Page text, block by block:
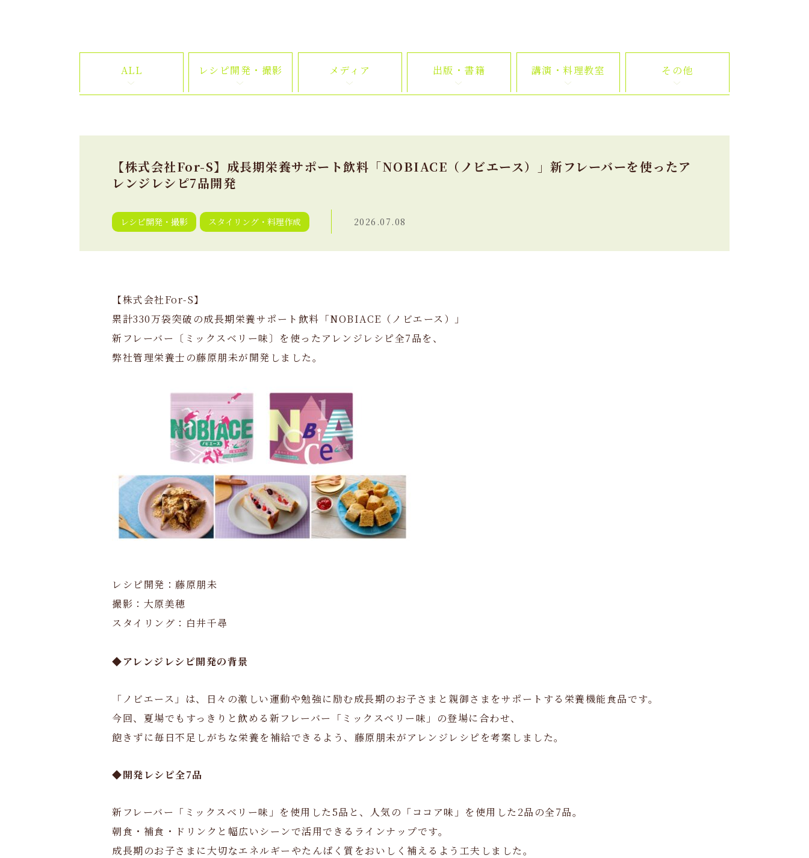
ALL レシピ開発・撮影 メディア 出版・書籍 講演・料理教室 その他
【株式会社For-S】成長期栄養サポート飲料「NOBIACE（ノビエース）」新フレーバーを使ったア
レンジレシピ7品開発
レシピ開発・撮影 スタイリング・料理作成 2026.07.08
【株式会社For-S】
累計330万袋突破の成長期栄養サポート飲料「NOBIACE（ノビエース）」
新フレーバー〔ミックスベリー味〕を使ったアレンジレシピ全7品を、
弊社管理栄養士の藤原朋未が開発しました。
レシピ開発：藤原朋未
撮影：大原美穂
スタイリング：白井千尋
◆アレンジレシピ開発の背景
「ノビエース」は、日々の激しい運動や勉強に励む成長期のお子さまと親御さまをサポートする栄養機能食品です。
今回、夏場でもすっきりと飲める新フレーバー「ミックスベリー味」の登場に合わせ、
飽きずに毎日不足しがちな栄養を補給できるよう、藤原朋未がアレンジレシピを考案しました。
◆開発レシピ全7品
新フレーバー「ミックスベリー味」を使用した5品と、人気の「ココア味」を使用した2品の全7品。
朝食・補食・ドリンクと幅広いシーンで活用できるラインナップです。
成長期のお子さまに大切なエネルギーやたんぱく質をおいしく補えるよう工夫しました。